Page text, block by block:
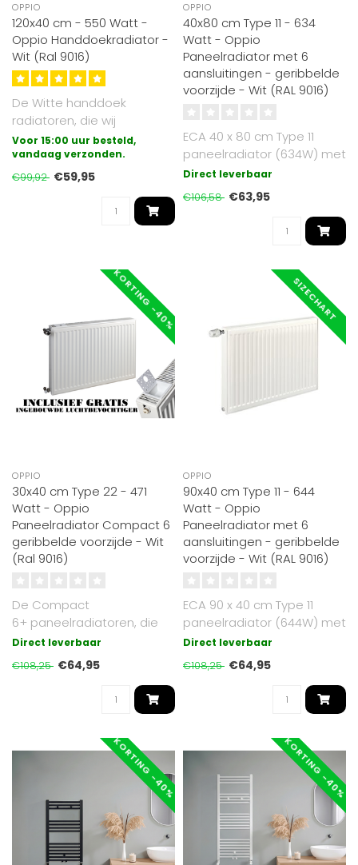
OPPIO
120x40 cm - 550 Watt -
Oppio Handdoekradiator -
Wit (Ral 9016)
De Witte handdoek
radiatoren, die wij
aanbieden zijn
gegalvaniseerd (extra
besch..
Voor 15:00 uur besteld,
vandaag verzonden.
€99,92 €59,95
OPPIO
40x80 cm Type 11 - 634
Watt - Oppio
Paneelradiator met 6
aansluitingen - geribbelde
voorzijde - Wit (RAL 9016)
ECA 40 x 80 cm Type 11
paneelradiator (634W) met
6 aansluitingen. Gemaakt
van ho..
Direct leverbaar
€106,58 €63,95
KORTING -40%
OPPIO
30x40 cm Type 22 - 471
Watt - Oppio
Paneelradiator Compact 6
geribbelde voorzijde - Wit
(Ral 9016)
De Compact
6+ paneelradiatoren, die
wij aanbieden, zijn
zijdeglans wit en hebbe..
Direct leverbaar
€108,25 €64,95
SIZECHART
OPPIO
90x40 cm Type 11 - 644
Watt - Oppio
Paneelradiator met 6
aansluitingen - geribbelde
voorzijde - Wit (RAL 9016)
ECA 90 x 40 cm Type 11
paneelradiator (644W) met
6 aansluitingen. Gemaakt
Direct leverbaar
€108,25 €64,95
KORTING -40% KORTING -40%